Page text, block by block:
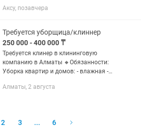
коттеджи •объекты после ремонта
Аксу, позавчера
Требуется уборщица/клиннер
250 000 - 400 000 ₸
Требуется клинер в клининговую
компанию в Алматы 🔸️Обязанности:
Уборка квартир и домов: - влажная -
🔸️Требование: - Пунктуальность,
Алматы, 2 августа
2 3 ... 6